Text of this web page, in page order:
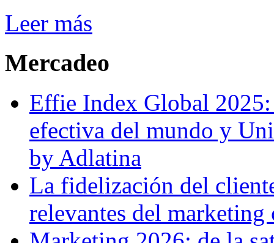
Leer más
Mercadeo
Effie Index Global 2025:
efectiva del mundo y
by Adlatina
La fidelización del
relevantes del